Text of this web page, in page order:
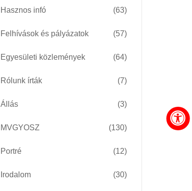
Hasznos infó (63)
Felhívások és pályázatok (57)
Egyesületi közlemények (64)
Rólunk írták (7)
Állás (3)
MVGYOSZ (130)
Portré (12)
Irodalom (30)